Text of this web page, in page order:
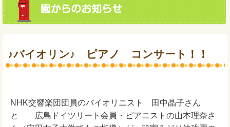
♪バイオリン♪ ピアノ コンサート！！
NHK交響楽団団員のバイオリニスト 田中晶子さん
と 広島ドイツリート会員・ピアニストの山本理奈さ